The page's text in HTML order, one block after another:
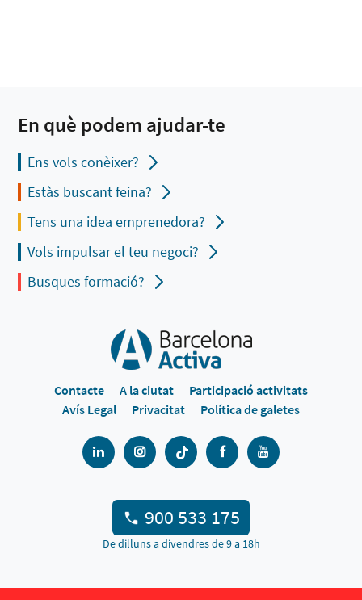
En què podem ajudar-te
Ens vols conèixer?
Estàs buscant feina?
Tens una idea emprenedora?
Vols impulsar el teu negoci?
Busques formació?
Contacte A la ciutat
Participació activitats
Avís Legal
Privacitat Política de galetes
900 533 175
De dilluns a divendres de 9 a 18h